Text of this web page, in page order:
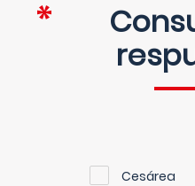
Cesárea